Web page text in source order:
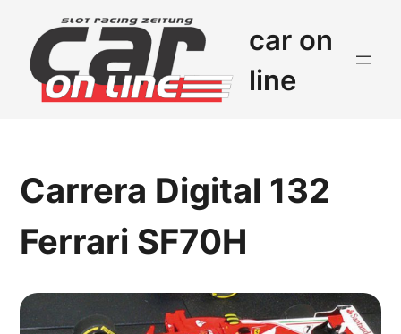
car on
line
Carrera Digital 132
Ferrari SF70H